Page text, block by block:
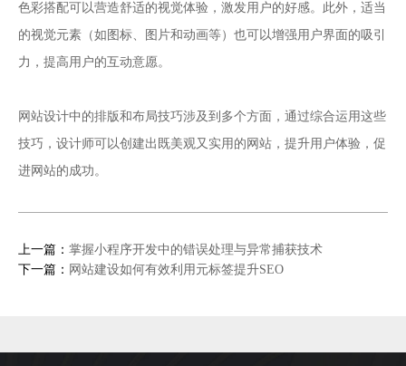
色彩搭配可以营造舒适的视觉体验，激发用户的好感。此外，适当
的视觉元素（如图标、图片和动画等）也可以增强用户界面的吸引
力，提高用户的互动意愿。
网站设计中的排版和布局技巧涉及到多个方面，通过综合运用这些
技巧，设计师可以创建出既美观又实用的网站，提升用户体验，促
进网站的成功。
上一篇： 掌握小程序开发中的错误处理与异常捕获技术
下一篇： 网站建设如何有效利用元标签提升SEO